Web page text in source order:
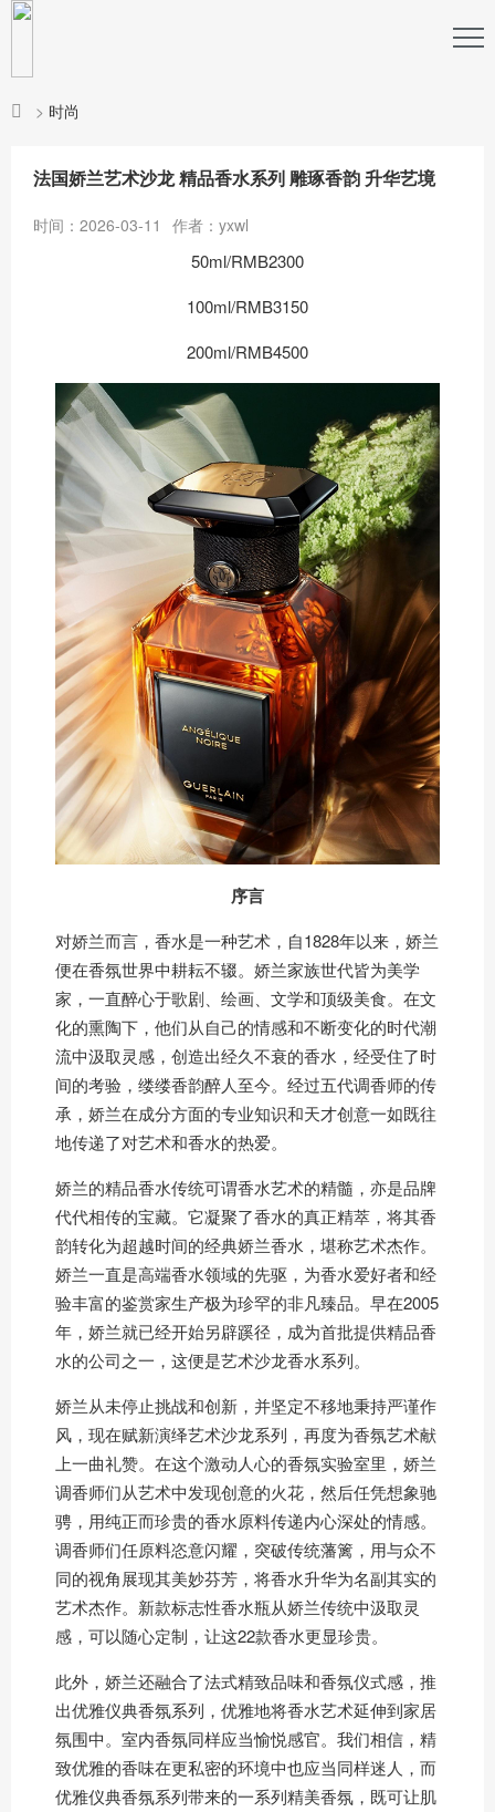
> 时尚
法国娇兰艺术沙龙 精品香水系列 雕琢香韵 升华艺境
时间：2026-03-11 作者：yxwl
50ml/RMB2300
100ml/RMB3150
200ml/RMB4500
序言
对娇兰而言，香水是一种艺术，自1828年以来，娇兰
便在香氛世界中耕耘不辍。娇兰家族世代皆为美学
家，一直醉心于歌剧、绘画、文学和顶级美食。在文
化的熏陶下，他们从自己的情感和不断变化的时代潮
流中汲取灵感，创造出经久不衰的香水，经受住了时
间的考验，缕缕香韵醉人至今。经过五代调香师的传
承，娇兰在成分方面的专业知识和天才创意一如既往
地传递了对艺术和香水的热爱。
娇兰的精品香水传统可谓香水艺术的精髓，亦是品牌
代代相传的宝藏。它凝聚了香水的真正精萃，将其香
韵转化为超越时间的经典娇兰香水，堪称艺术杰作。
娇兰一直是高端香水领域的先驱，为香水爱好者和经
验丰富的鉴赏家生产极为珍罕的非凡臻品。早在2005
年，娇兰就已经开始另辟蹊径，成为首批提供精品香
水的公司之一，这便是艺术沙龙香水系列。
娇兰从未停止挑战和创新，并坚定不移地秉持严谨作
风，现在赋新演绎艺术沙龙系列，再度为香氛艺术献
上一曲礼赞。在这个激动人心的香氛实验室里，娇兰
调香师们从艺术中发现创意的火花，然后任凭想象驰
骋，用纯正而珍贵的香水原料传递内心深处的情感。
调香师们任原料恣意闪耀，突破传统藩篱，用与众不
同的视角展现其美妙芬芳，将香水升华为名副其实的
艺术杰作。新款标志性香水瓶从娇兰传统中汲取灵
感，可以随心定制，让这22款香水更显珍贵。
此外，娇兰还融合了法式精致品味和香氛仪式感，推
出优雅仪典香氛系列，优雅地将香水艺术延伸到家居
氛围中。室内香氛同样应当愉悦感官。我们相信，精
致优雅的香味在更私密的环境中也应当同样迷人，而
优雅仪典香氛系列带来的一系列精美香氛，既可让肌